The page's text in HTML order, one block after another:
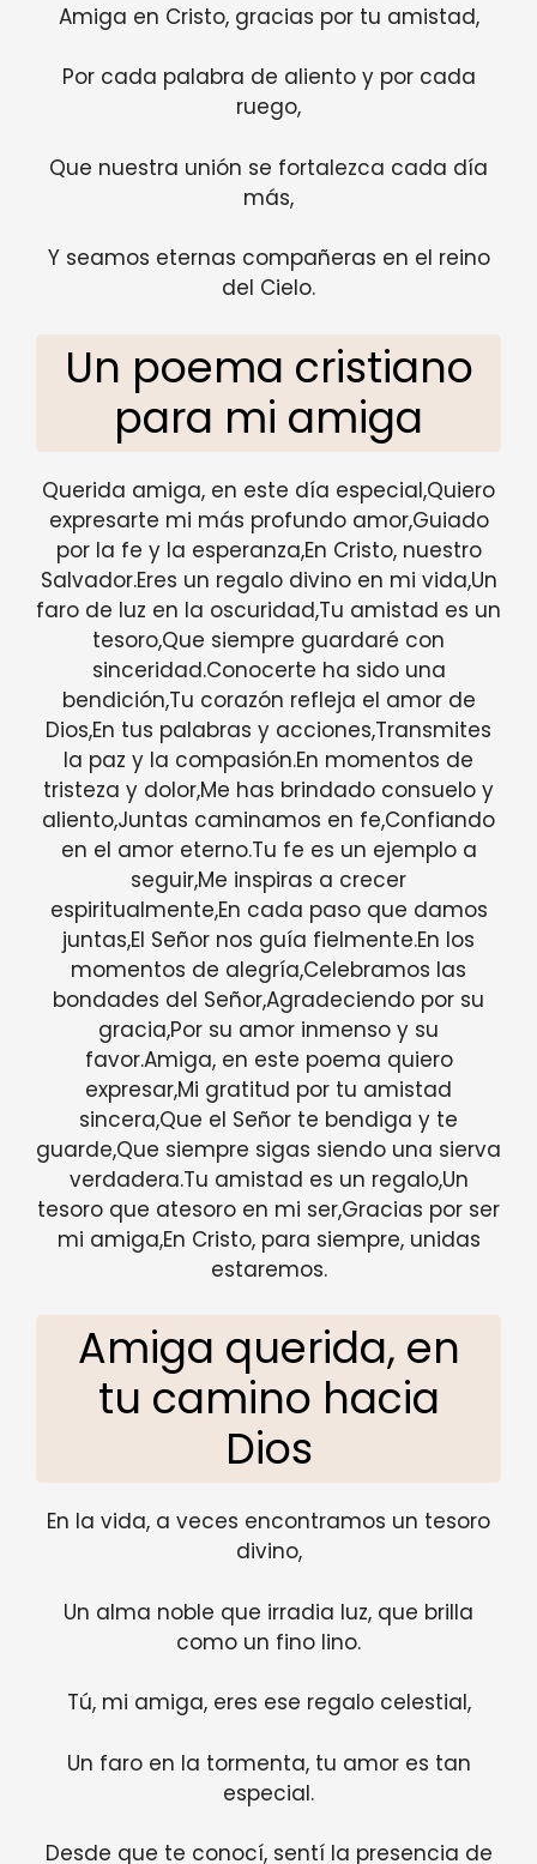
Amiga en Cristo, gracias por tu amistad,
Por cada palabra de aliento y por cada
ruego,
Que nuestra unión se fortalezca cada día
más,
Y seamos eternas compañeras en el reino
del Cielo.
Un poema cristiano
para mi amiga
Querida amiga, en este día especial,Quiero
expresarte mi más profundo amor,Guiado
por la fe y la esperanza,En Cristo, nuestro
Salvador.Eres un regalo divino en mi vida,Un
faro de luz en la oscuridad,Tu amistad es un
tesoro,Que siempre guardaré con
sinceridad.Conocerte ha sido una
bendición,Tu corazón refleja el amor de
Dios,En tus palabras y acciones,Transmites
la paz y la compasión.En momentos de
tristeza y dolor,Me has brindado consuelo y
aliento,Juntas caminamos en fe,Confiando
en el amor eterno.Tu fe es un ejemplo a
seguir,Me inspiras a crecer
espiritualmente,En cada paso que damos
juntas,El Señor nos guía fielmente.En los
momentos de alegría,Celebramos las
bondades del Señor,Agradeciendo por su
gracia,Por su amor inmenso y su
favor.Amiga, en este poema quiero
expresar,Mi gratitud por tu amistad
sincera,Que el Señor te bendiga y te
guarde,Que siempre sigas siendo una sierva
verdadera.Tu amistad es un regalo,Un
tesoro que atesoro en mi ser,Gracias por ser
mi amiga,En Cristo, para siempre, unidas
estaremos.
Amiga querida, en
tu camino hacia
Dios
En la vida, a veces encontramos un tesoro
divino,
Un alma noble que irradia luz, que brilla
como un fino lino.
Tú, mi amiga, eres ese regalo celestial,
Un faro en la tormenta, tu amor es tan
especial.
Desde que te conocí, sentí la presencia de